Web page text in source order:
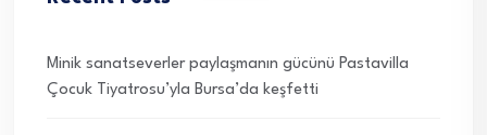
Minik sanatseverler paylaşmanın gücünü Pastavilla
Çocuk Tiyatrosu’yla Bursa’da keşfetti